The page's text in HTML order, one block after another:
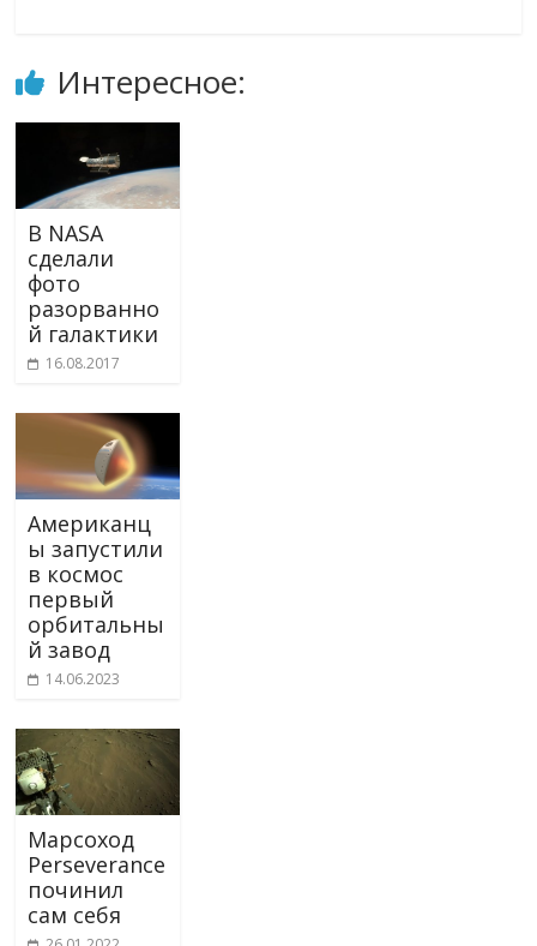
Интересное:
В NASA
сделали
фото
разорванно
й галактики
16.08.2017
Американц
ы запустили
в космос
первый
орбитальны
й завод
14.06.2023
Марсоход
Perseverance
починил
сам себя